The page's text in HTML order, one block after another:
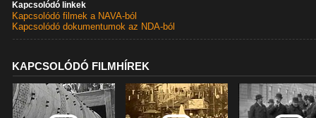
Kapcsolódó linkek
Kapcsolódó filmek a NAVA-ból
Kapcsolódó dokumentumok az NDA-ból
KAPCSOLÓDÓ FILMHÍREK